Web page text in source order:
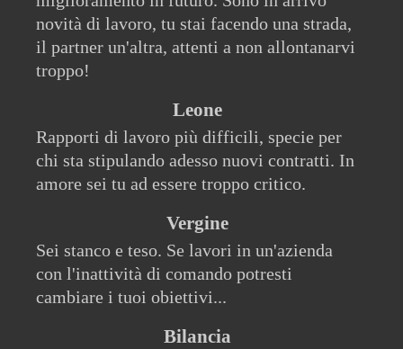
novità di lavoro, tu stai facendo una strada,
il partner un'altra, attenti a non allontanarvi
troppo!
Leone
Rapporti di lavoro più difficili, specie per
chi sta stipulando adesso nuovi contratti. In
amore sei tu ad essere troppo critico.
Vergine
Sei stanco e teso. Se lavori in un'azienda
con l'inattività di comando potresti
cambiare i tuoi obiettivi...
Bilancia